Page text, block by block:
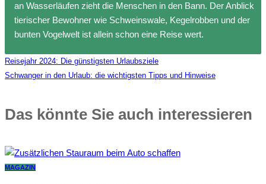
an Wasserläufen zieht die Menschen in den Bann. Der Anblick
tierischer Bewohner wie Schweinswale, Kegelrobben und der
bunten Vogelwelt ist allein schon eine Reise wert.
Reisejahr 2024: Die günstigsten Urlaubsziele
Schwanger in den Urlaub: die wichtigsten Tipps und Hinweise
Das könnte Sie auch interessieren
MAGAZIN